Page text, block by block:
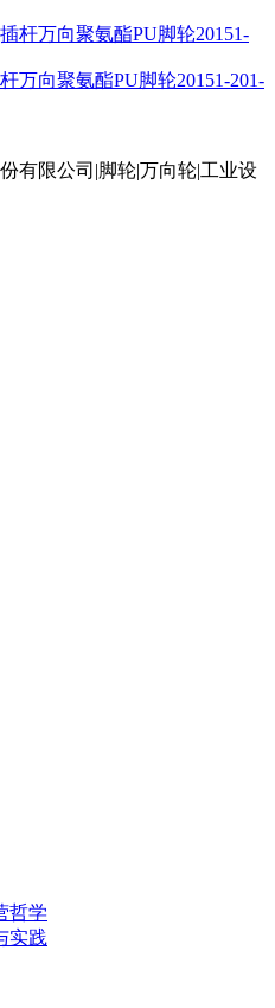
万向聚氨酯PU脚轮20151-201-
有限公司|脚轮|万向轮|工业设
哲学
实践